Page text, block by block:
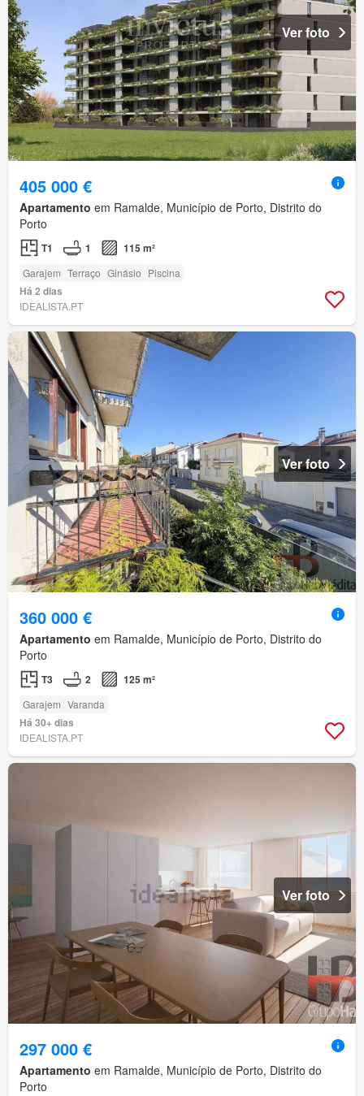
Ver foto
405 000 €
Apartamento em Ramalde, Município de Porto, Distrito do
Porto
T1 1 115 m²
Garajem Terraço Ginásio Piscina
Há 2 dias
IDEALISTA.PT
Ver foto
360 000 €
Apartamento em Ramalde, Município de Porto, Distrito do
Porto
T3 2 125 m²
Garajem Varanda
Há 30+ dias
IDEALISTA.PT
Ver foto
297 000 €
Apartamento em Ramalde, Município de Porto, Distrito do
Porto